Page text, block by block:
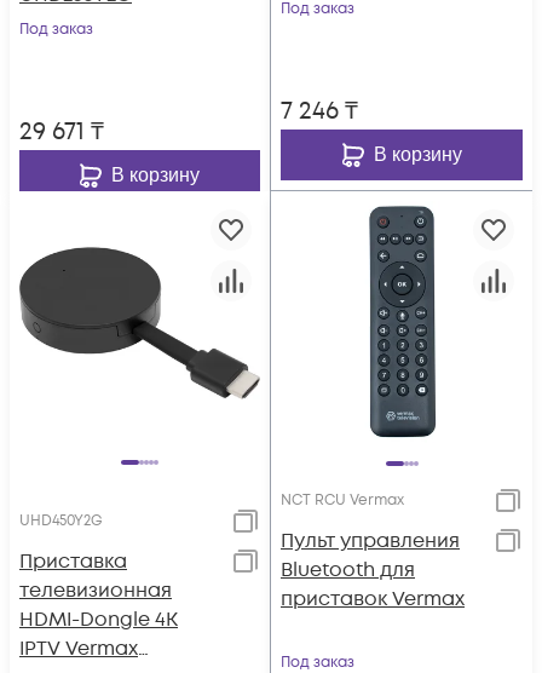
Под заказ
29 671 ₸
В корзину
Под заказ
7 246₸
В корзину
UHD450Y2G
Приставка
телевизионная
HDMI-Dongle 4K
IPTV Vermax
NCT RCU Vermax
Пульт управления
Bluetooth для
приставок Vermax
Под заказ